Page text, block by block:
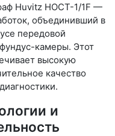
Huvitz HOCT-1/1F —
объединивший в
передовой
камеры. Этот
высокую
качество
и